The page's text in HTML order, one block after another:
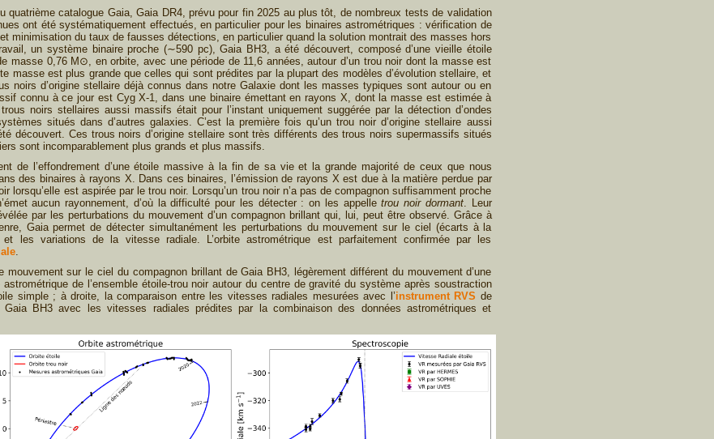
quatrième catalogue Gaia, Gaia DR4, prévu pour fin 2025 au plus tôt, de nombreux tests de validation
ont été systématiquement effectués, en particulier pour les binaires astrométriques : vérification de
minimisation du taux de fausses détections, en particulier quand la solution montrait des masses hors
un système binaire proche (∼590 pc), Gaia BH3, a été découvert, composé d’une vieille étoile
masse 0,76 M⊙, en orbite, avec une période de 11,6 années, autour d’un trou noir dont la masse est
masse est plus grande que celles qui sont prédites par la plupart des modèles d’évolution stellaire, et
noirs d’origine stellaire déjà connus dans notre Galaxie dont les masses typiques sont autour ou en
connu à ce jour est Cyg X-1, dans une binaire émettant en rayons X, dont la masse est estimée à
noirs stellaires aussi massifs était pour l’instant uniquement suggérée par la détection d’ondes
situés dans d’autres galaxies. C’est la première fois qu’un trou noir d’origine stellaire aussi
découvert. Ces trous noirs d’origine stellaire sont très différents des trous noirs supermassifs situés
sont incomparablement plus grands et plus massifs.
de l’effondrement d’une étoile massive à la fin de sa vie et la grande majorité de ceux que nous
des binaires à rayons X. Dans ces binaires, l’émission de rayons X est due à la matière perdue par
lorsqu’elle est aspirée par le trou noir. Lorsqu’un trou noir n’a pas de compagnon suffisamment proche
aucun rayonnement, d’où la difficulté pour les détecter : on les appelletrou noir dormant. Leur
par les perturbations du mouvement d’un compagnon brillant qui, lui, peut être observé. Grâce à
Gaia permet de détecter simultanément les perturbations du mouvement sur le ciel (écarts à la
et les variations de la vitesse radiale. L’orbite astrométrique est parfaitement confirmée par les
.
mouvement sur le ciel du compagnon brillant de Gaia BH3, légèrement différent du mouvement d’une
de l’ensemble étoile-trou noir autour du centre de gravité du système après soustraction
simple ; à droite, la comparaison entre les vitesses radiales mesurées avec l’instrument RVS de
BH3 avec les vitesses radiales prédites par la combinaison des données astrométriques et